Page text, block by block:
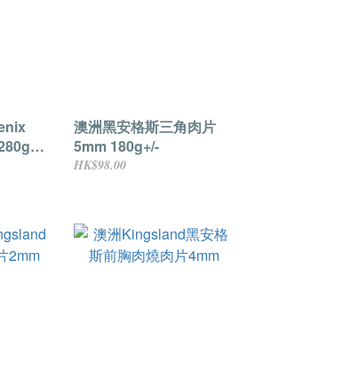
澳洲黑安格斯三角肉片
5mm 180g+/-
HK$98.00